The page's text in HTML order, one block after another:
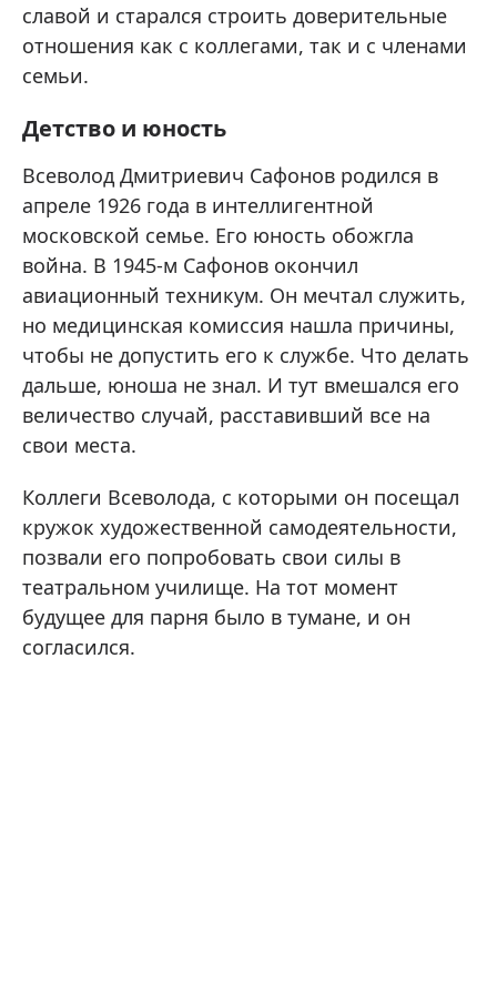
славой и старался строить доверительные
отношения как с коллегами, так и с членами
семьи.
Детство и юность
Всеволод Дмитриевич Сафонов родился в
апреле 1926 года в интеллигентной
московской семье. Его юность обожгла
война. В 1945-м Сафонов окончил
авиационный техникум. Он мечтал служить,
но медицинская комиссия нашла причины,
чтобы не допустить его к службе. Что делать
дальше, юноша не знал. И тут вмешался его
величество случай, расставивший все на
свои места.
Коллеги Всеволода, с которыми он посещал
кружок художественной самодеятельности,
позвали его попробовать свои силы в
театральном училище. На тот момент
будущее для парня было в тумане, и он
согласился.